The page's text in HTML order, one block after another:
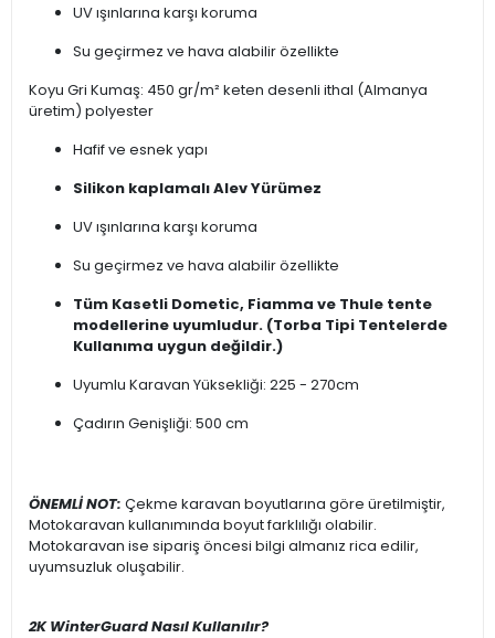
UV ışınlarına karşı koruma
Su geçirmez ve hava alabilir özellikte
Koyu Gri Kumaş: 450 gr/m² keten desenli ithal (Almanya
üretim) polyester
Hafif ve esnek yapı
Silikon kaplamalı Alev Yürümez
UV ışınlarına karşı koruma
Su geçirmez ve hava alabilir özellikte
Tüm Kasetli Dometic, Fiamma ve Thule tente
modellerine uyumludur. (Torba Tipi Tentelerde
Kullanıma uygun değildir.)
Uyumlu Karavan Yüksekliği: 225 - 270cm
Çadırın Genişliği: 500 cm
ÖNEMLİ NOT: Çekme karavan boyutlarına göre üretilmiştir,
Motokaravan kullanımında boyut farklılığı olabilir.
Motokaravan ise sipariş öncesi bilgi almanız rica edilir,
uyumsuzluk oluşabilir.
2K WinterGuard Nasıl Kullanılır?